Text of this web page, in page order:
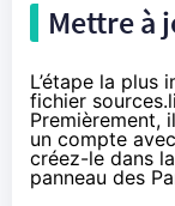
Mettre à
L’étape la
fichier
Premièrement,
un compte
créez-le dans
panneau des